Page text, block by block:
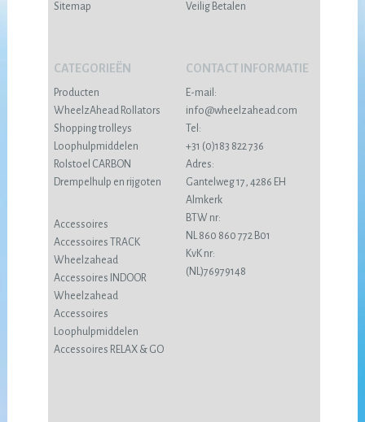
Sitemap
Veilig Betalen
CATEGORIEËN
Producten
WheelzAhead Rollators
Shopping trolleys
Loophulpmiddelen
Rolstoel CARBON
Drempelhulp en rijgoten
Accessoires
Accessoires TRACK
Wheelzahead
Accessoires INDOOR
Wheelzahead
Accessoires
Loophulpmiddelen
Accessoires RELAX & GO
CONTACT INFORMATIE
E-mail:
info@wheelzahead.com
Tel:
+31 (0)183 822 736
Adres:
Gantelweg 17, 4286 EH
Almkerk
BTW nr:
NL 860 860 772 B01
KvK nr:
(NL)76979148